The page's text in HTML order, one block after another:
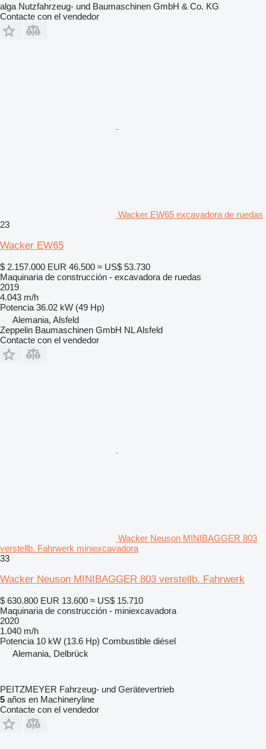
alga Nutzfahrzeug- und Baumaschinen GmbH & Co. KG
Contacte con el vendedor
Wacker EW65 excavadora de ruedas
23
Wacker EW65
$ 2.157.000 EUR 46.500 ≈ US$ 53.730
Maquinaria de construcción - excavadora de ruedas
2019
4.043 m/h
Potencia 36.02 kW (49 Hp)
Alemania, Alsfeld
Zeppelin Baumaschinen GmbH NL Alsfeld
Contacte con el vendedor
Wacker Neuson MINIBAGGER 803
verstellb. Fahrwerk miniexcavadora
33
Wacker Neuson MINIBAGGER 803 verstellb. Fahrwerk
$ 630.800 EUR 13.600 ≈ US$ 15.710
Maquinaria de construcción - miniexcavadora
2020
1.040 m/h
Potencia 10 kW (13.6 Hp) Combustible diésel
Alemania, Delbrück
PEITZMEYER Fahrzeug- und Gerätevertrieb
5 años en Machineryline
Contacte con el vendedor